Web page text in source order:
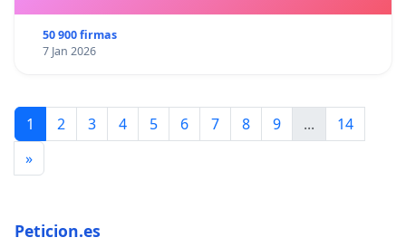
50 900 firmas
7 Jan 2026
1 2 3 4 5 6 7 8 9 ...
14
»
Peticion.es